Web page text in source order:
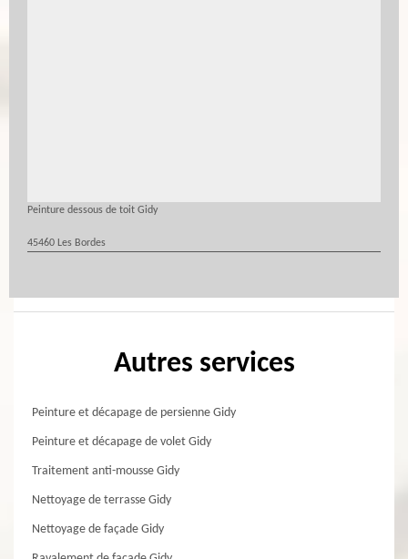
Peinture dessous de toit Gidy
45460 Les Bordes
Autres services
Peinture et décapage de persienne Gidy
Peinture et décapage de volet Gidy
Traitement anti-mousse Gidy
Nettoyage de terrasse Gidy
Nettoyage de façade Gidy